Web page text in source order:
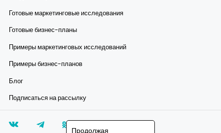
Готовые маркетинговые исследования
Готовые бизнес-планы
Примеры маркетинговых исследований
Примеры бизнес-планов
Блог
Подписаться на рассылку
Продолжая